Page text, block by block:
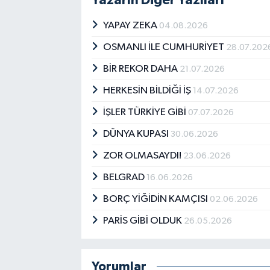
YAPAY ZEKA 04.08.2026
OSMANLI İLE CUMHURİYET
BİR REKOR DAHA 21.07.2026
HERKESİN BİLDİĞİ İŞ 14.07.2026
İŞLER TÜRKİYE GİBİ 07.07.2026
DÜNYA KUPASI 30.06.2026
ZOR OLMASAYDI! 23.06.2026
BELGRAD 16.06.2026
BORÇ YİĞİDİN KAMÇISI 02.06.2026
PARİS GİBİ OLDUK 26.05.2026
Yorumlar